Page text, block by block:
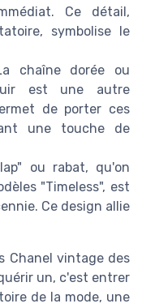
Ce détail,
symbolise le
chaîne dorée ou
est une autre
de porter ces
une touche de
ou rabat, qu'on
"Timeless", est
Ce design allie
Chanel vintage des
un, c'est entrer
de la mode, une